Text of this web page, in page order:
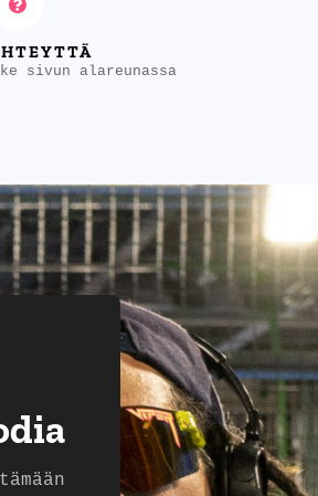
sivun alareunassa